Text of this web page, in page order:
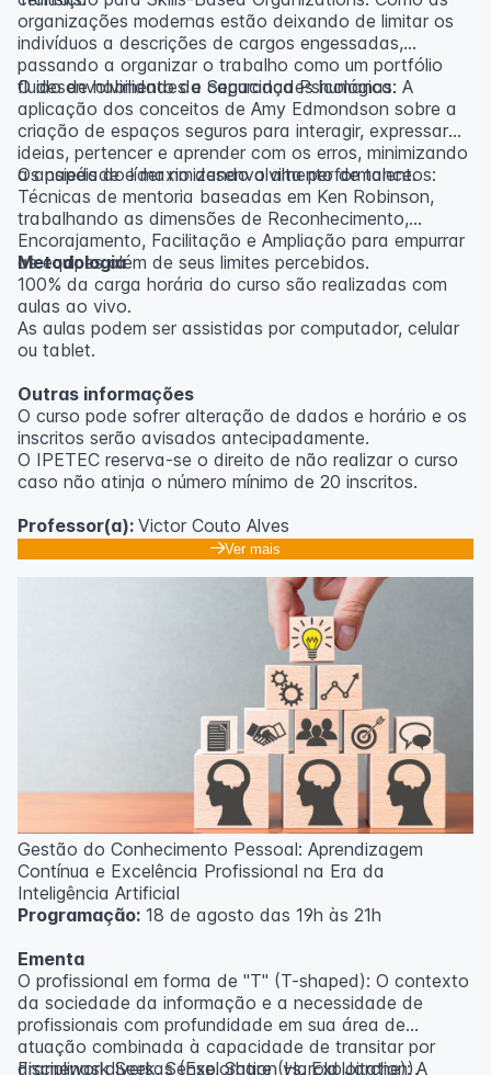
organizações modernas estão deixando de limitar os
indivíduos a descrições de cargos engessadas,
passando a organizar o trabalho como um portfólio
fluido de habilidades e capacidades humanas.
O desenvolvimento da Segurança Psicológica: A
aplicação dos conceitos de Amy Edmondson sobre a
criação de espaços seguros para interagir, expressar
ideias, pertencer e aprender com os erros, minimizando
a ansiedade e maximizando a alta performance.
Os papéis do líder no desenvolvimento de talentos:
Técnicas de mentoria baseadas em Ken Robinson,
trabalhando as dimensões de Reconhecimento,
Encorajamento, Facilitação e Ampliação para empurrar
as equipes além de seus limites percebidos.
Metodologia
100% da carga horária do curso são realizadas com
aulas ao vivo.
As aulas podem ser assistidas por computador, celular
ou tablet.
Outras informações
O curso pode sofrer alteração de dados e horário e os
inscritos serão avisados ​​antecipadamente.
O IPETEC reserva-se o direito de não realizar o curso
caso não atinja o número mínimo de 20 inscritos.
Professor(a): Victor Couto Alves
Ver mais
Gestão do Conhecimento Pessoal: Aprendizagem
Contínua e Excelência Profissional na Era da
Inteligência Artificial
Programação: 18 de agosto das 19h às 21h
Ementa
O profissional em forma de "T" (T-shaped): O contexto
da sociedade da informação e a necessidade de
profissionais com profundidade em sua área de
atuação combinada à capacidade de transitar por
disciplinas diversas (Exploration vs. Exploitation).
Framework Seek, Sense, Share (Harold Jarche): A